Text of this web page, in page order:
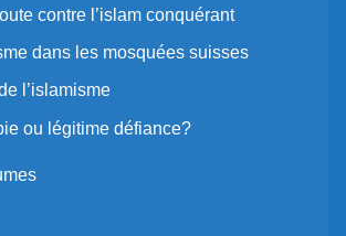
contre l’islam conquérant
dans les mosquées suisses
l’islamisme
ou légitime défiance?